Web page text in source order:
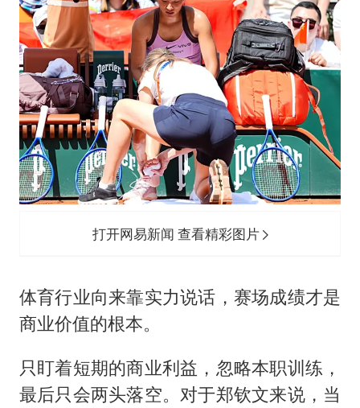
打开网易新闻 查看精彩图片
体育行业向来靠实力说话，赛场成绩才是
商业价值的根本。
只盯着短期的商业利益，忽略本职训练，
最后只会两头落空。对于郑钦文来说，当